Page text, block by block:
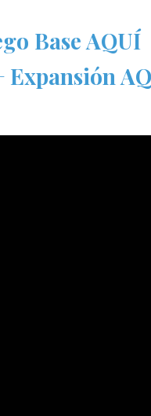
Base AQUÍ
Expansión